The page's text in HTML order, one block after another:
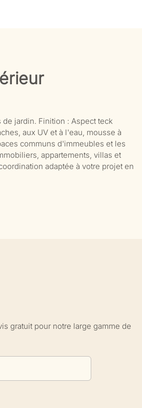
jardin. Finition : Aspect teck
aux UV et à l'eau, mousse à
communs d'immeubles et les
appartements, villas et
adaptée à votre projet en
gratuit pour notre large gamme de